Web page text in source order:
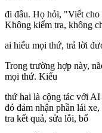
đi đâu. Họ hỏi, "Viết
Không kiểm tra, không
ai hiểu mọi thứ, trả lời
Trong trường hợp này,
mọi thứ. Kiểu
thứ hai là cộng tác với
đó đảm nhận phần lái
tra kết quả, sửa lỗi, bổ